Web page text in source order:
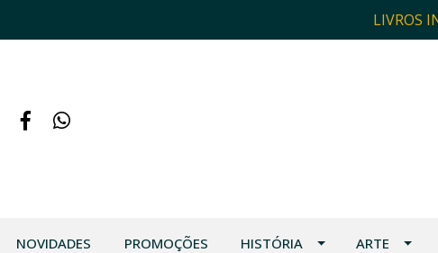
LIVROS
NOVIDADES PROMOÇÕES HISTÓRIA ARTE